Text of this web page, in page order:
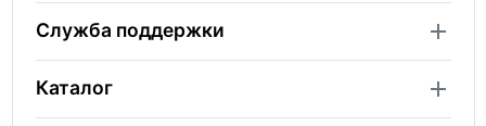
Служба поддержки
Каталог